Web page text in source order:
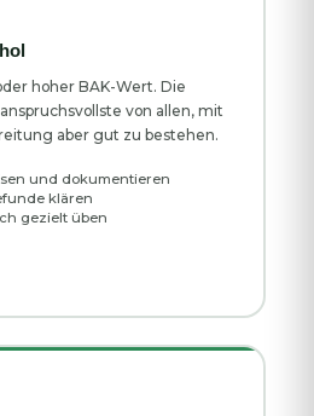
hoher BAK-Wert. Die
von allen, mit
aber gut zu bestehen.
und dokumentieren
klären
gezielt üben